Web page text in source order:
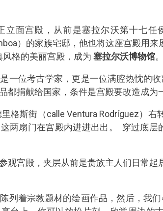
面宫殿，从前是塞拉尔沃第十七任
）的家族宅邸，他也将这座宫殿用
格的美丽宫殿，成为 塞拉尔沃博物馆。
一位考古学家，更是一位满腔热忱的
都捐献给国家，条件是宫殿要改造成为
格斯街（calle Ventura Rodríguez）右
两扇门在宫殿内进进出出。 穿过底层
观宫殿，夹层从前是贵族主人们日常
列着宗教题材的绘画作品，然后，我